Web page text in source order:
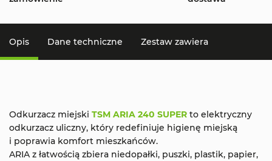
Opis Dane techniczne Zestaw zawiera
Odkurzacz miejski TSM ARIA 240 SUPER to elektryczny
odkurzacz uliczny, który redefiniuje higienę miejską
i poprawia komfort mieszkańców.
ARIA z łatwością zbiera niedopałki, puszki, plastik, papier,